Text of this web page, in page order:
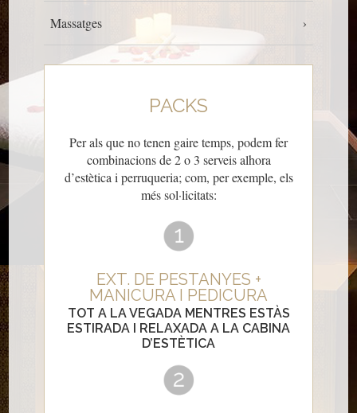
Massatges
PACKS
Per als que no tenen gaire temps, podem fer
combinacions de 2 o 3 serveis alhora
d’estètica i perruqueria; com, per exemple, els
més sol·licitats:
EXT. DE PESTANYES +
MANICURA I PEDICURA
TOT A LA VEGADA MENTRES ESTÀS
ESTIRADA I RELAXADA A LA CABINA
D’ESTÈTICA